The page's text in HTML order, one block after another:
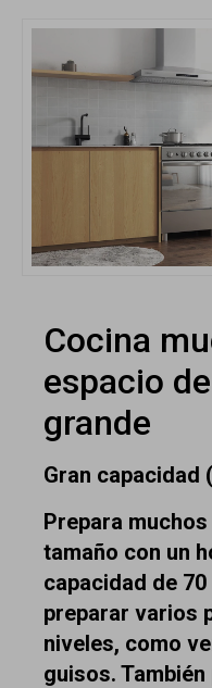
Cocina
espacio
grande
Gran capacidad
Prepara
tamaño con un
capacidad de
preparar varios
niveles, como
guisos.